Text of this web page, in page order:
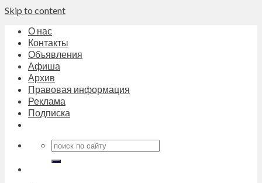
Skip to content
О нас
Контакты
Объявления
Афиша
Архив
Правовая информация
Реклама
Подписка